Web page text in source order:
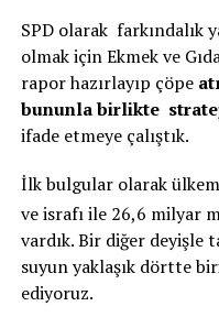
SPD olarak farkındalık
olmak için Ekmek ve
rapor hazırlayıp çöpe
bununla birlikte
ifade etmeye çalıştık.
İlk bulgular olarak
ve israfı ile 26,6 milyar
vardık. Bir diğer deyişle
suyun yaklaşık dörtte
ediyoruz.